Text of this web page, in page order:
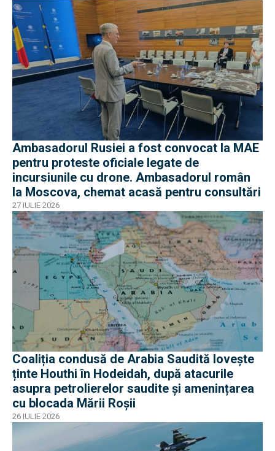
Ambasadorul Rusiei a fost convocat la MAE
pentru proteste oficiale legate de
incursiunile cu drone. Ambasadorul român
la Moscova, chemat acasă pentru consultări
27 IULIE 2026
Coaliția condusă de Arabia Saudită lovește
ținte Houthi în Hodeidah, după atacurile
asupra petrolierelor saudite și amenințarea
cu blocada Mării Roșii
26 IULIE 2026